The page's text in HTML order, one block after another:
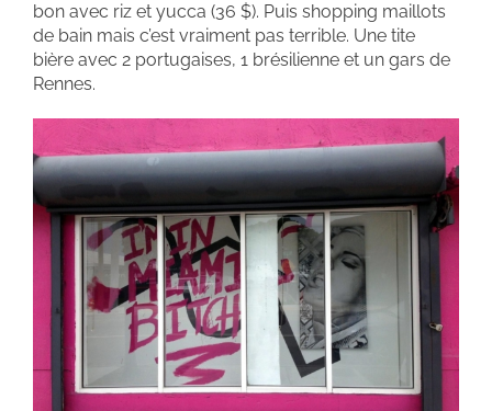
bon avec riz et yucca (36 $). Puis shopping maillots
de bain mais c’est vraiment pas terrible. Une tite
bière avec 2 portugaises, 1 brésilienne et un gars de
Rennes.